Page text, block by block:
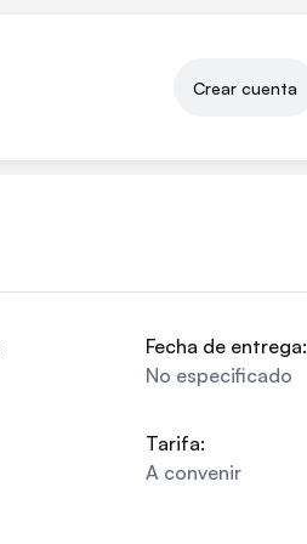
Crear cuenta
Fecha de entrega:
No especificado
Tarifa:
A convenir